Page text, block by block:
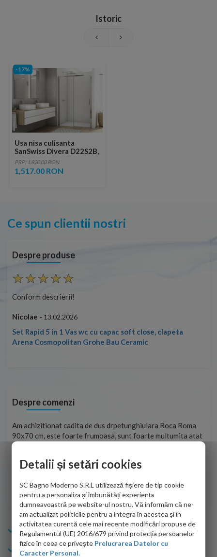
Istoric
-17%
Usa nisa culisanta
SanSwiss Divera D22S2B,
100xH200 cm
PRP: 1,820.00 RON
1,517.00 RON
Ce spun clientii nostri
Despre produse
Conform descrierii!
Nicolae - 13.02.2026
Set Rapid 5 in 1 Vas wc cu capac soft close, clapeta
Arena Cosmopolitan Grohe Bau Ceramic
Despre comenzi
Am achizitionat cadita de dus drpetunghiulara Roca Roma
90x70 cm, este foarte frumoasa, sunt foarte multumita atat
de personalul firmei dvs. cu care am colaborat in obtinerea
adus coletul in siguranta.Numai bine, va doresc!
Sofrone Viviana -28.07.2026
Info Bagno
Cumparaturi
Detalii și setări cookies
SC Bagno Moderno S.R.L utilizează fișiere de tip cookie
pentru a personaliza și îmbunătăți experiența
dumneavoastră pe website-ul nostru. Vă informăm că ne-
am actualizat politicile pentru a integra în acestea și în
activitatea curentă cele mai recente modificări propuse de
Regulamentul (UE) 2016/679 privind protecția persoanelor
fizice în ceea ce privește Prelucrarea Datelor cu
Caracter Personal.